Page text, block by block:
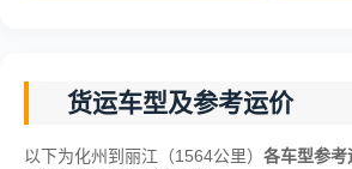
货运车型及参考运价
以下为化州到丽江（1564公里） 各车型参考